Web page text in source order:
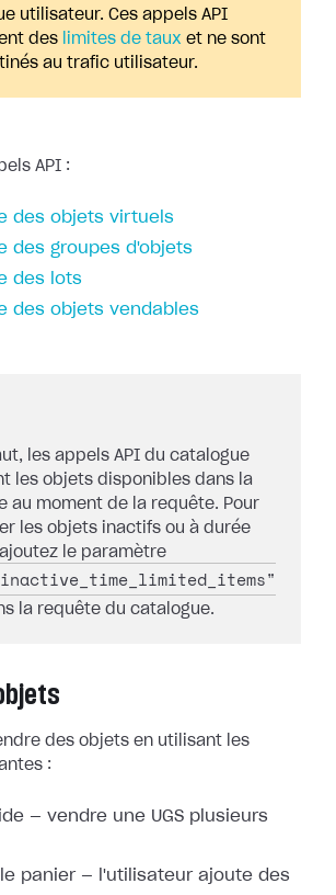
utilisateur. Ces appels API
des
limites de taux et ne sont
au trafic utilisateur.
API :
des objets virtuels
des groupes d'objets
des lots
des objets vendables
les appels API du catalogue
les objets disponibles dans la
au moment de la requête. Pour
les objets inactifs ou à durée
ajoutez le paramètre
la requête du catalogue.
des objets en utilisant les
:
— vendre une UGS plusieurs
panier — l'utilisateur ajoute des